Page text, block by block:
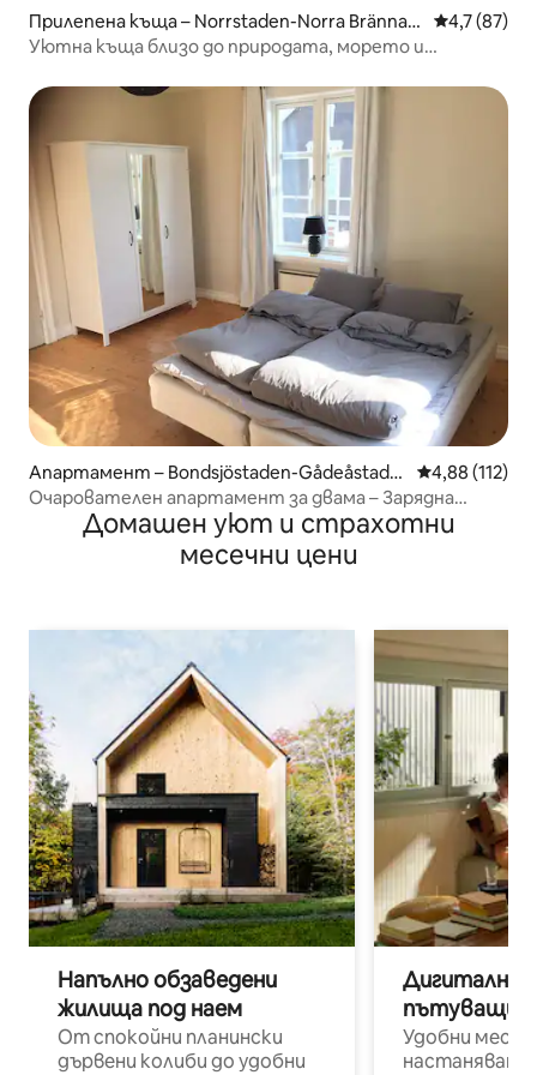
Прилепена къща – Norrstaden-Norra Brännan
-Stenhammar
Средна
4,7 (87)
Уютна къща близо до природата, морето и
Апартамент – Bondsjöstaden-Gådeåstade
n
Средна
4,88 (112)
Очарователен апартамент за двама – Зарядна
станция за електрически автомобил
Домашен уют и страхотни
месечни цени
Напълно обзаведени
жилища под наем
От спокойни планински
дървени колиби до удобни
Дигитални
пътуващи
Удобни
настаняване